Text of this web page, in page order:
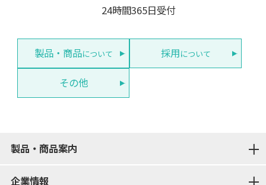
24時間365日受付
製品・商品について 採用について
その他
製品・商品案内
企業情報